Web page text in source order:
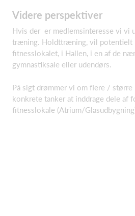
Videre perspektiver
Hvis der er medlemsinteresse vi vi
træning. Holdttræning, vil potentielt
fitnesslokalet, i Hallen, i en af de
gymnastiksale eller udendørs.
På sigt drømmer vi om flere /
konkrete tanker at inddrage dele af
fitnesslokale (Atrium/